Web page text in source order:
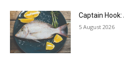
Captain
5 August 2026